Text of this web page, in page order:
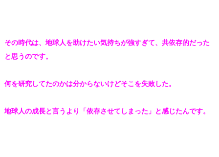
その時代は、地球人を助けたい気持ちが強すぎて、 共依存的だった
と思うのです。
何を研究してたのかは分からないけどそこを失敗した。
地球人の成長と言うより 「依存させてしまった」 と感じたんです。